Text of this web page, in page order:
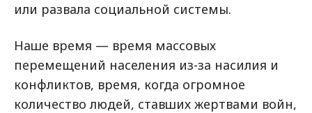
или развала социальной системы.
Наше время — время массовых
перемещений населения из-за насилия и
конфликтов, время, когда огромное
количество людей, ставших жертвами войн,